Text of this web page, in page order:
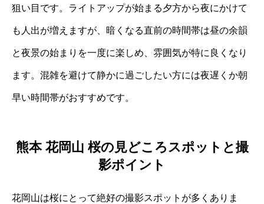
狙い目です。ライトアップが始まる夕方から夜にかけて
も人出が増えますが、暗くなる直前の時間帯は昼の余韻
と夜景の始まりを一度に楽しめ、雰囲気が特に良くなり
ます。混雑を避けて静かに過ごしたい方には夜遅くか朝
早い時間帯がおすすめです。
熊本 花岡山 桜の見どころスポットと撮
影ポイント
花岡山は桜にとって絶好の撮影スポットが多くありま